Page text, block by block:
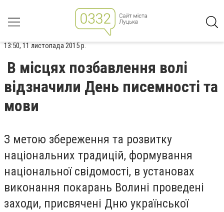
13:50, 11 листопада 2015 р.
В місцях позбавлення волі
відзначили День писемності та
мови
З метою збереження та розвитку
національних традицій, формування
національної свідомості, в установах
виконання покарань Волині проведені
заходи, присвячені Дню української